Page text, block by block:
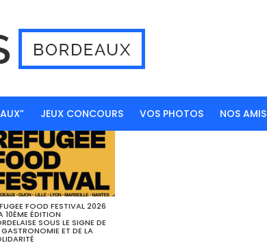
JEUX CONCOURS VOS PHOTOS NOS AMIS
FOOD FESTIVAL 2026
10ÈME ÉDITION
SOUS LE SIGNE DE
ET DE LA